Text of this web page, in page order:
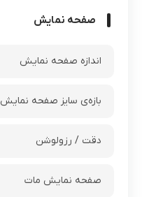
صفحه نمایش
اندازه صفحه نمایش
بازه‌ی سایز صفحه نمایش
دقت / رزولوشن
صفحه نمایش مات